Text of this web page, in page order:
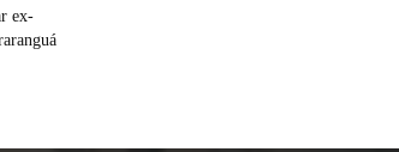
ex-